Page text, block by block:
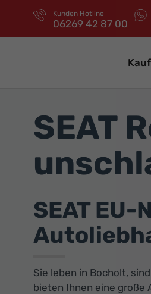
Kunden Hotline
06269 42 87 00
SEAT
SEAT
Sie leben in Bocholt,
bieten Ihnen eine große